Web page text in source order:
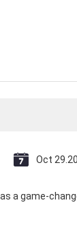
Oct
a game-